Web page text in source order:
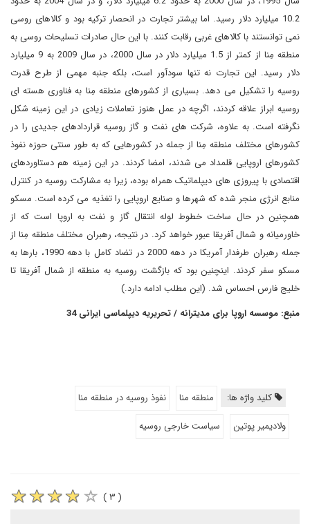
10.2 میلیارد دلار رسید. اما بیشتر تجارت در انحصار ترکیه بود و کالاهای روسی
نمی توانستند با کالاهای غربی رقابت کنند. با این حال صادرات تسلیحات روسی به
منطقه مِنا از کمتر از 1.5 میلیارد دلار در سال 2000، در سال 2009 به 9 میلیارد
دلار رسید. این تجارت نه تنها سودآور است، بلکه جنبه مهمی از طرح قدرت
روسیه را تشکیل می دهد. بسیاری از کشورهای منطقه مِنا به فناوری هسته ای
روسیه ابراز علاقه کردند، اگرچه در عمل هنوز تعاملات زیادی در این زمینه شکل
نگرفته است. به علاوه، شرکت های نفت و گاز روسیه قراردادهای جدیدی را در
کشورهای مختلف منطقه مِنا از جمله در کشورهایی که به طور سنتی حوزه نفوذ
کشورهای اروپایی قلمداد می شدند، امضا کردند. در این زمینه هم دستاوردهای
اقتصادی با پیروزی های دیپلماتیک همراه بوده، زیرا به مشارکت روسیه در کنترل
منابع انرژی منجر شده که شهرها و صنایع اروپایی را تغذیه می کرده است. مسکو
همچنین در حال ساخت خطوط لوله انتقال گاز و نفت به اروپا است که از
خاورمیانه و شمال آفریقا عبور خواهد کرد. در نتیجه، رهبران مختلف منطقه مِنا از
جمله رهبران طرفدار آمریکا در دهه 2000 در تضاد کامل با دهه 1990، بارها به
مسکو سفر کردند. اینچنین بود که بازگشت روسیه به منطقه از شمال آفریقا تا
خلیج فارس احساس شد. (این مطلب ادامه دارد.)
منبع: موسسه اروپا برای مدیترانه / تحریریه دیپلماسی ایرانی 34
کلید واژه ها: منطقه منا
نفوذ روسیه در منطقه منا
ولادیمیر پوتین
سیاست خارجی روسیه
( ۳ )